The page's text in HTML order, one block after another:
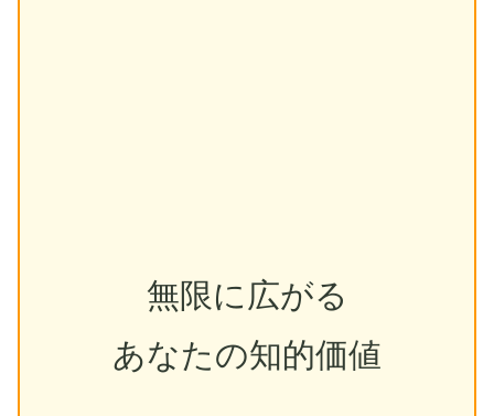
無限に広がる
あなたの知的価値